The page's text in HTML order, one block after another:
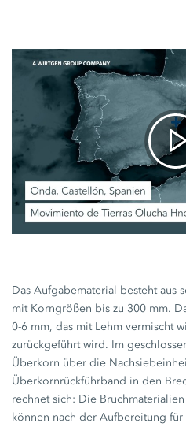
Das Aufgabematerial besteht aus
mit Korngrößen bis zu 300 mm.
0-6 mm, das mit Lehm vermischt
zurückgeführt wird. Im
Überkorn über die
Überkornrückführband in den
rechnet sich: Die
können nach der Aufbereitung